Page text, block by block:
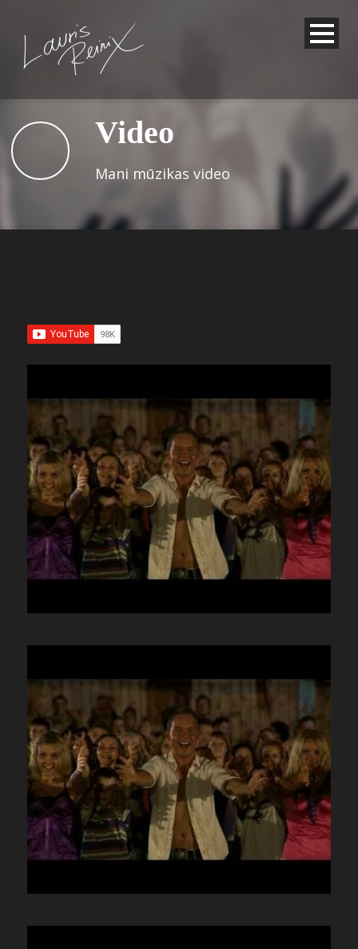
Video
Mani mūzikas video